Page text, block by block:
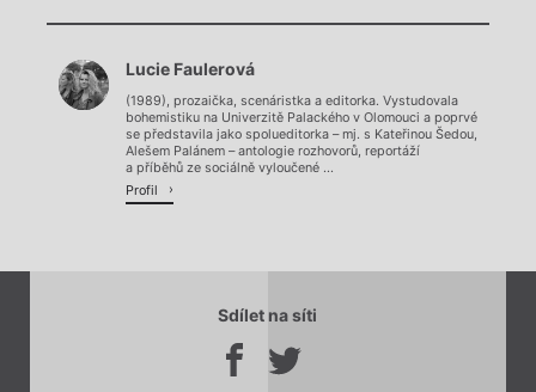
Chviličku.
Načítá se.
Lucie Faulerová
(1989), prozaička, scenáristka a editorka. Vystudovala
bohemistiku na Univerzitě Palackého v Olomouci a poprvé
se představila jako spolueditorka – mj. s Kateřinou Šedou,
Alešem Palánem – antologie rozhovorů, reportáží
a příběhů ze sociálně vyloučené ...
Profil
Sdílet na síti